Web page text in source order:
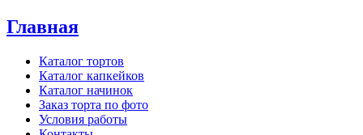
Главная
Каталог тортов
Каталог капкейков
Каталог начинок
Заказ торта по фото
Условия работы